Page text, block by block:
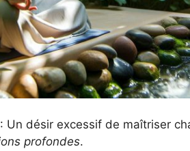
: Un désir excessif de maîtriser
profondes.